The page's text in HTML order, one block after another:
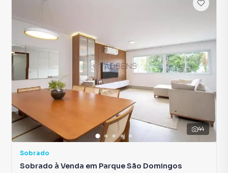
44
Sobrado
Sobrado à Venda em Parque São Domingos